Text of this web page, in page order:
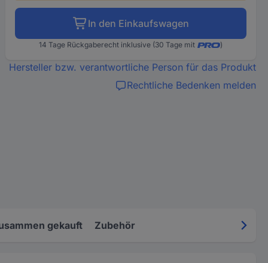
In den Einkaufswagen
14 Tage Rückgaberecht inklusive (30 Tage mit )
Hersteller bzw. verantwortliche Person für das Produkt
Rechtliche Bedenken melden
gekauft Zubehör